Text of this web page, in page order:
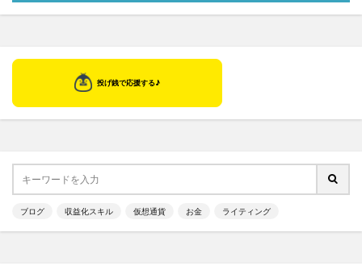
ブログ 収益化スキル 仮想通貨 お金 ライティング